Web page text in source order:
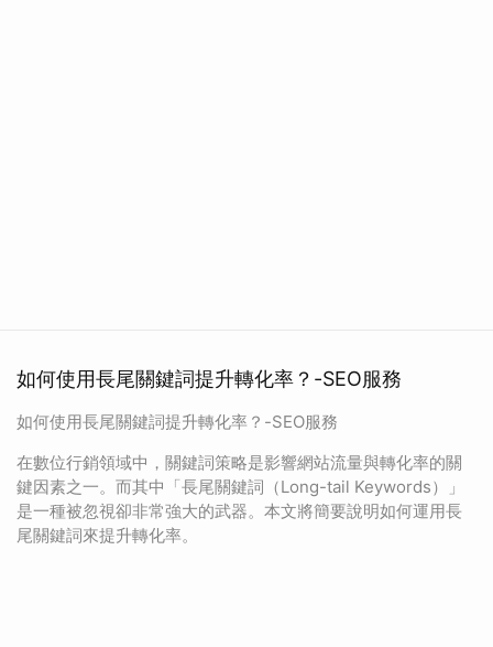
如何使用長尾關鍵詞提升轉化率？-SEO服務
如何使用長尾關鍵詞提升轉化率？-SEO服務
在數位行銷領域中，關鍵詞策略是影響網站流量與轉化率的關
鍵因素之一。而其中「長尾關鍵詞（Long-tail Keywords）」
是一種被忽視卻非常強大的武器。本文將簡要說明如何運用長
尾關鍵詞來提升轉化率。